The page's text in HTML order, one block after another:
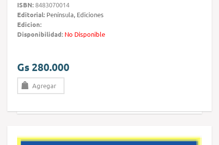
ISBN:8483070014
Editorial: Península, Ediciones
Edicion:
Disponibilidad: No Disponible
Gs 280.000
Agregar